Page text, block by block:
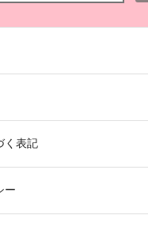
く表記
ー